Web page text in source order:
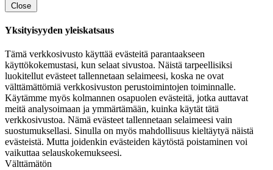
Close
Yksityisyyden yleiskatsaus
Tämä verkkosivusto käyttää evästeitä parantaakseen
käyttökokemustasi, kun selaat sivustoa. Näistä tarpeellisiksi
luokitellut evästeet tallennetaan selaimeesi, koska ne ovat
välttämättömiä verkkosivuston perustoimintojen toiminnalle.
Käytämme myös kolmannen osapuolen evästeitä, jotka auttavat
meitä analysoimaan ja ymmärtämään, kuinka käytät tätä
verkkosivustoa. Nämä evästeet tallennetaan selaimeesi vain
suostumuksellasi. Sinulla on myös mahdollisuus kieltäytyä näistä
evästeistä. Mutta joidenkin evästeiden käytöstä poistaminen voi
vaikuttaa selauskokemukseesi.
Välttämätön